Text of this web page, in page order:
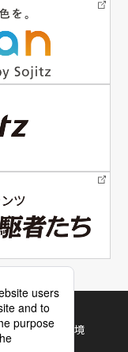
用規約・推奨環境